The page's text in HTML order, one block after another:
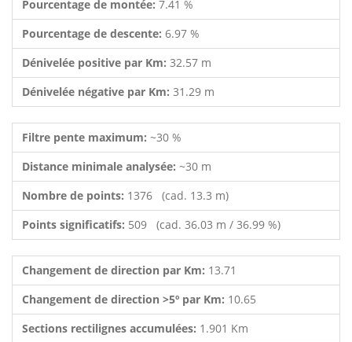
Pourcentage de montée: 7.41 %
Pourcentage de descente: 6.97 %
Dénivelée positive par Km: 32.57 m
Dénivelée négative par Km: 31.29 m
Filtre pente maximum: ~30 %
Distance minimale analysée: ~30 m
Nombre de points: 1376 (cad. 13.3 m)
Points significatifs: 509 (cad. 36.03 m / 36.99 %)
Changement de direction par Km: 13.71
Changement de direction >5º par Km: 10.65
Sections rectilignes accumulées: 1.901 Km